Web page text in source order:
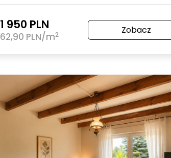
1 950 PLN
62,90 PLN/m2 Zobacz